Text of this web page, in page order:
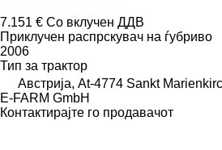
7.151 € Со вклучен ДДВ
Приклучен распрскувач на ѓубриво
2006
Тип за трактор
Австрија, At-4774 Sankt
E-FARM GmbH
Контактирајте го продавачот